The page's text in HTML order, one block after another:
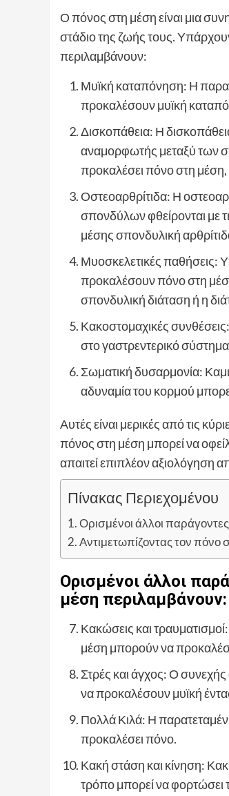
Ο πόνος στη μέση είναι μια
στάδιο της ζωής τους.
περιλαμβάνουν:
Μυϊκή καταπόνηση: Η
προκαλέσουν μυϊκή
Δισκοπάθεια: Η
αναμορφωτής μεταξύ των
προκαλέσει πόνο στη
Οστεοαρθρίτιδα: Η
σπονδύλων φθείρονται με
μέσης σπονδυλική
Μυοσκελετικές παθήσεις:
προκαλέσουν πόνο στη
σπονδυλική διάταση ή η
Κακοστομαχικές
στο γαστρεντερικό
Σωματική δυσαρμονία:
αδυναμία του κορμού
Αυτές είναι μερικές από τις
πόνος στη μέση μπορεί να
απαιτεί επιπλέον αξιολόγηση
Πίνακας Περιεχομένου
Ορισμένοι άλλοι
Αντιμετωπίζοντας τον πόνο
Ορισμένοι άλλοι
μέση περιλαμβάνουν:
Κακώσεις και
μέση μπορούν να
Στρές και άγχος: Ο
να προκαλέσουν μυϊκή
Πολλά Κιλά: Η
προκαλέσει πόνο.
Κακή στάση και κίνηση:
τρόπο μπορεί να φορτώσει